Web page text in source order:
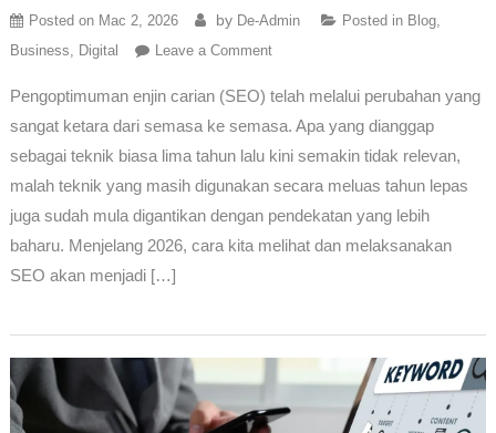
Posted on Mac 2, 2026 by De-Admin Posted in Blog,
Business, Digital Leave a Comment
Pengoptimuman enjin carian (SEO) telah melalui perubahan yang
sangat ketara dari semasa ke semasa. Apa yang dianggap
sebagai teknik biasa lima tahun lalu kini semakin tidak relevan,
malah teknik yang masih digunakan secara meluas tahun lepas
juga sudah mula digantikan dengan pendekatan yang lebih
baharu. Menjelang 2026, cara kita melihat dan melaksanakan
SEO akan menjadi […]